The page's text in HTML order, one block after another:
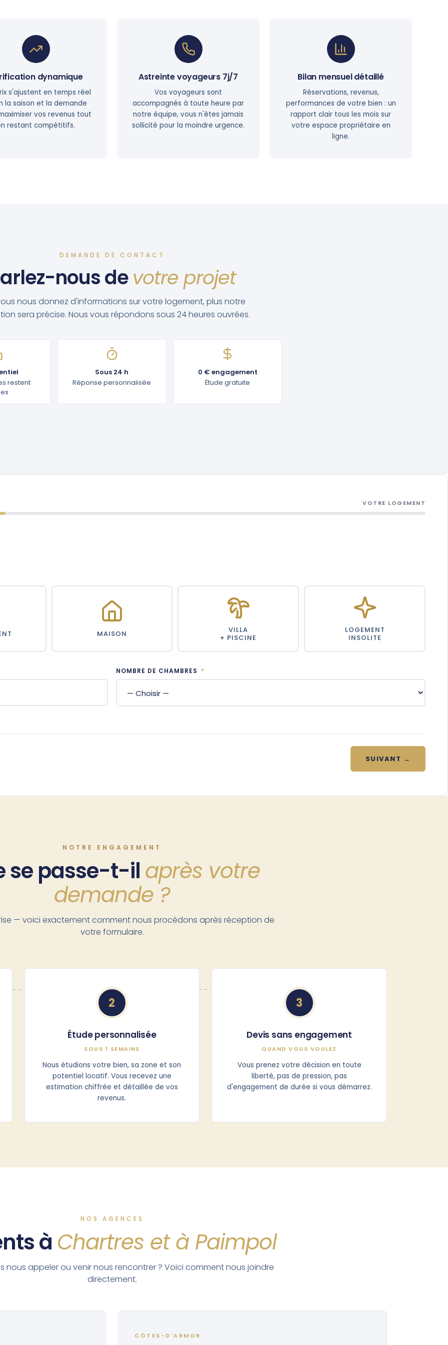
dynamique
s'ajustent en temps réel
la saison et la demande
vos revenus tout
restant compétitifs.
Astreinte voyageurs 7j/7
Vos voyageurs sont
accompagnés à toute heure par
notre équipe, vous n'êtes jamais
sollicité pour la moindre urgence.
Bilan mensuel détaillé
Réservations, revenus,
performances de votre bien : un
rapport clair tous les mois sur
votre espace propriétaire en
ligne.
DEMANDE DE CONTACT
nous devotre projet
nous donnez d'informations sur votre logement, plus notre
sera précise. Nous vous répondons sous 24 heures ouvrées.
restent
Sous 24 h
Réponse personnalisée
0 € engagement
Étude gratuite
VOTRE LOGEMENT
MAISON
VILLA
+ PISCINE
LOGEMENT
INSOLITE
NOMBRE DE CHAMBRES *
SUIVANT →
NOTRE ENGAGEMENT
se passe-t-il après votre
demande ?
— voici exactement comment nous procédons après réception de
votre formulaire.
2
Étude personnalisée
SOUS 1 SEMAINE
Nous étudions votre bien, sa zone et son
potentiel locatif. Vous recevez une
estimation chiffrée et détaillée de vos
revenus.
3
Devis sans engagement
QUAND VOUS VOULEZ
Vous prenez votre décision en toute
liberté, pas de pression, pas
d'engagement de durée si vous démarrez.
NOS AGENCES
à Chartres et à Paimpol
nous appeler ou venir nous rencontrer ? Voici comment nous joindre
directement.
CÔTES-D'ARMOR